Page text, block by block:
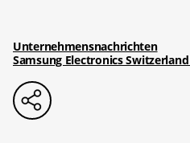
Unternehmensnachrichten
Samsung Electronics